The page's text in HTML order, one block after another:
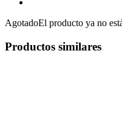
AgotadoEl producto ya no
Productos similares